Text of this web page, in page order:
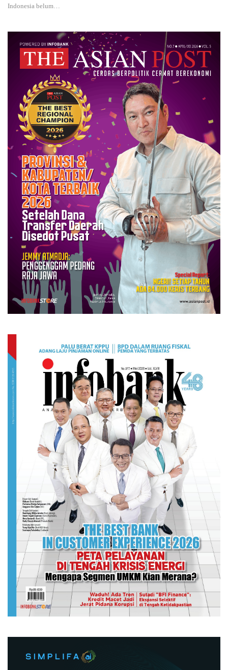
Indonesia belum